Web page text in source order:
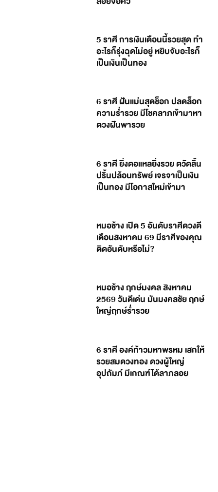
5 ราศี การเงินเดือนนี้รวยสุด ทำ
อะไรก็รุ่งฉุดไม่อยู่ หยิบจับอะไรก็
เป็นเงินเป็นทอง
6 ราศี ฝันแม่นสุดช็อก ปลดล็อก
ความร่ำรวย มีโชคลาภเข้ามาหา
ดวงฝันพารวย
6 ราศี ยิ่งตอแหลยิ่งรวย ตวัดลิ้น
ปริ้นปล้อนทรัพย์ เจรจาเป็นเงิน
เป็นทอง มีโอกาสใหม่เข้ามา
หมอช้าง เปิด 5 อันดับราศีดวงดี
เดือนสิงหาคม 69 มีราศีของคุณ
ติดอันดับหรือไม่?
หมอช้าง ฤกษ์มงคล สิงหาคม
2569 วันดีเด่น มันมงคลชัย ฤกษ์
ใหญ่ฤกษ์ร่ำรวย
6 ราศี องค์ท้าวมหาพรหม เสกให้
รวยสมดวงทอง ดวงผู้ใหญ่
อุปถัมภ์ มีเกณฑ์ได้ลาภลอย